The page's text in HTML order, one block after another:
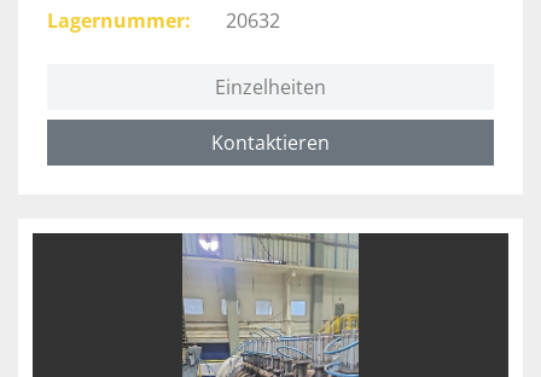
Lagernummer
20632
Einzelheiten
Kontaktieren